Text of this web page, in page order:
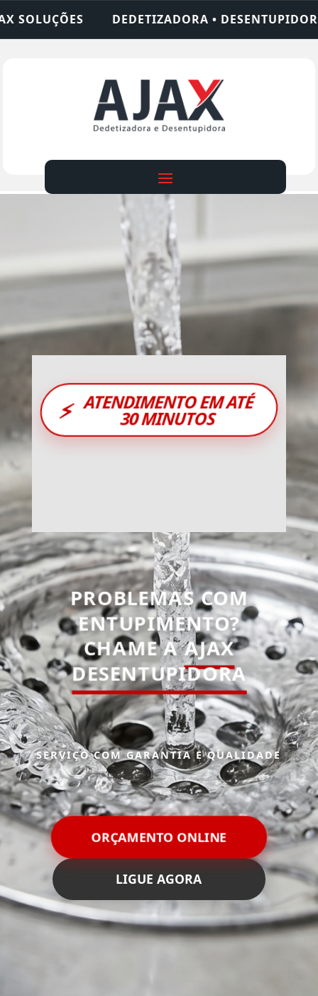
• DESENTUPIDORA • LIMPEZA DE FOSSA • 24
⚡ ATENDIMENTO EM ATÉ
30 MINUTOS
PROBLEMAS COM
ENTUPIMENTO?
CHAME AAJAX
DESENTUPIDORA
SERVIÇO COM GARANTIA E QUALIDADE
ORÇAMENTO ONLINE
LIGUE AGORA